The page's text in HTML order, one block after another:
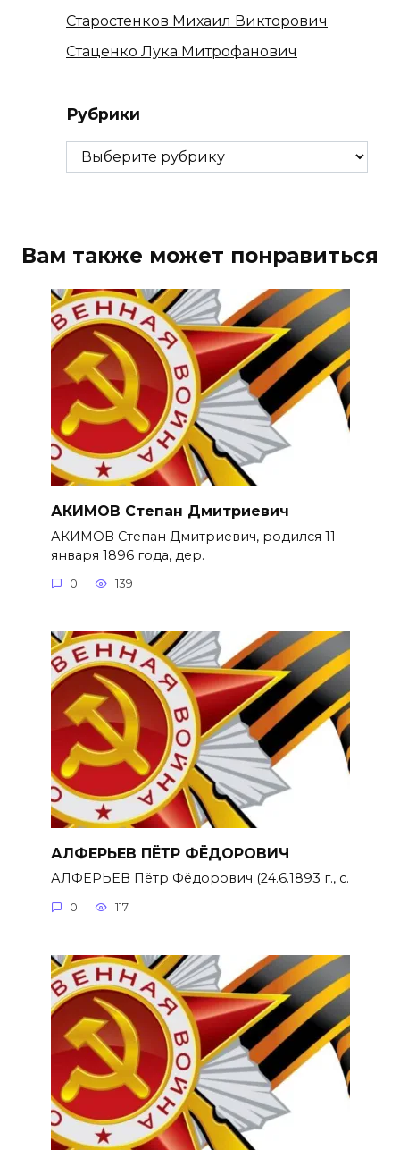
Старостенков Михаил Викторович
Стаценко Лука Митрофанович
Рубрики
Рубрики
Вам также может понравиться
АКИМОВ Степан Дмитриевич
АКИМОВ Степан Дмитриевич, родился 11
января 1896 года, дер.
0 139
АЛФЕРЬЕВ ПЁТР ФЁДОРОВИЧ
АЛФЕРЬЕВ Пётр Фёдорович (24.6.1893 г., с.
0 117